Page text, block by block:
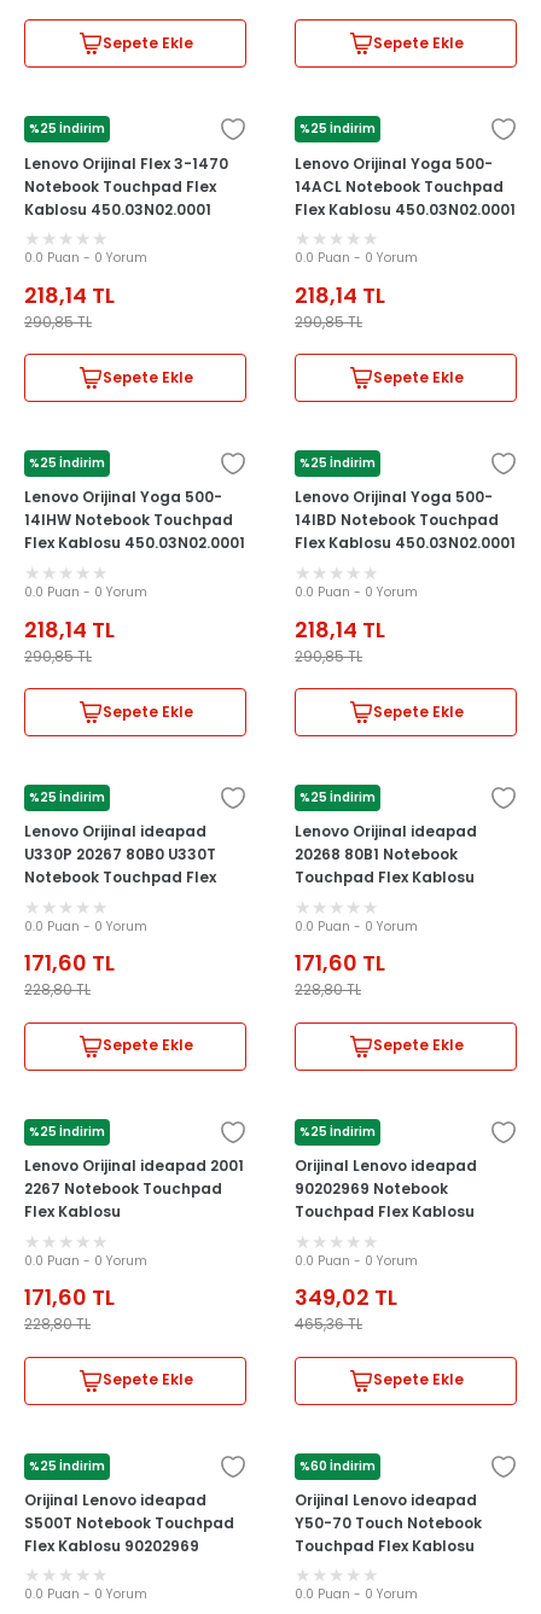
Sepete Ekle Sepete Ekle
%25 İndirim
LENOVO
Lenovo Orijinal Flex 3-1470
Notebook Touchpad Flex
Kablosu 450.03N02.0001
0.0 Puan - 0 Yorum
218,14 TL
290,85TL
Sepete Ekle
%25 İndirim
LENOVO
Lenovo Orijinal Yoga 500-
14ACL Notebook Touchpad
Flex Kablosu 450.03N02.0001
0.0 Puan - 0 Yorum
218,14 TL
290,85TL
Sepete Ekle
%25 İndirim
LENOVO
Lenovo Orijinal Yoga 500-
14IHW Notebook Touchpad
Flex Kablosu 450.03N02.0001
0.0 Puan - 0 Yorum
218,14 TL
290,85TL
Sepete Ekle
%25 İndirim
LENOVO
Lenovo Orijinal Yoga 500-
14IBD Notebook Touchpad
Flex Kablosu 450.03N02.0001
0.0 Puan - 0 Yorum
218,14 TL
290,85TL
Sepete Ekle
%25 İndirim
LENOVO
Lenovo Orijinal ideapad
U330P 20267 80B0 U330T
Notebook Touchpad Flex
Kablosu
0.0 Puan - 0 Yorum
171,60 TL
228,80TL
Sepete Ekle
%25 İndirim
LENOVO
Lenovo Orijinal ideapad
20268 80B1 Notebook
Touchpad Flex Kablosu
0.0 Puan - 0 Yorum
171,60 TL
228,80TL
Sepete Ekle
%25 İndirim
LENOVO
Lenovo Orijinal ideapad 2001
2267 Notebook Touchpad
Flex Kablosu
0.0 Puan - 0 Yorum
171,60 TL
228,80TL
Sepete Ekle
%25 İndirim
LENOVO
Orijinal Lenovo ideapad
90202969 Notebook
Touchpad Flex Kablosu
0.0 Puan - 0 Yorum
349,02 TL
465,36TL
Sepete Ekle
%25 İndirim
LENOVO
Orijinal Lenovo ideapad
S500T Notebook Touchpad
Flex Kablosu 90202969
0.0 Puan - 0 Yorum
%60 İndirim
LENOVO
Orijinal Lenovo ideapad
Y50-70 Touch Notebook
Touchpad Flex Kablosu
NBX0001LH00
0.0 Puan - 0 Yorum